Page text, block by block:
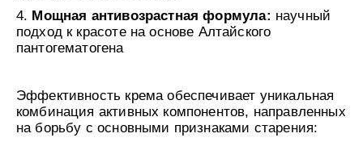
Пенка для умывания Силапант
CLIODERM
т
в
воздействия ClioDerm
CLIODERM
Силапант
пептидами Silapant PeptidExpert
Мощная антивозрастная формула: научный
подход к красоте на основе Алтайского
пантогематогена
Эффективность крема обеспечивает уникальная
комбинация активных компонентов, направленных
на борьбу с основными признаками старения: